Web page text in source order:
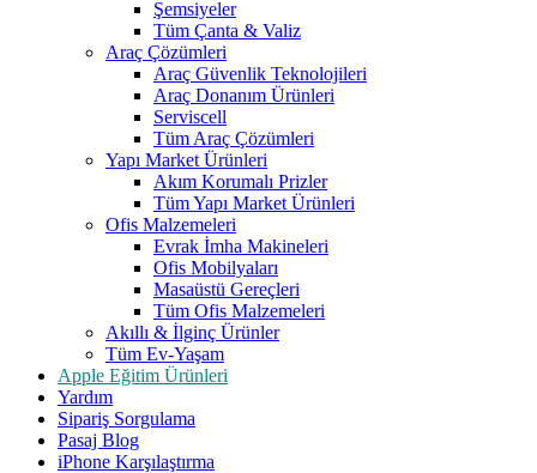
Şemsiyeler
Tüm Çanta & Valiz
Araç Çözümleri
Araç Güvenlik Teknolojileri
Araç Donanım Ürünleri
Serviscell
Tüm Araç Çözümleri
Yapı Market Ürünleri
Akım Korumalı Prizler
Tüm Yapı Market Ürünleri
Ofis Malzemeleri
Evrak İmha Makineleri
Ofis Mobilyaları
Masaüstü Gereçleri
Tüm Ofis Malzemeleri
Akıllı & İlginç Ürünler
Tüm Ev-Yaşam
Apple Eğitim Ürünleri
Yardım
Sipariş Sorgulama
Pasaj Blog
iPhone Karşılaştırma